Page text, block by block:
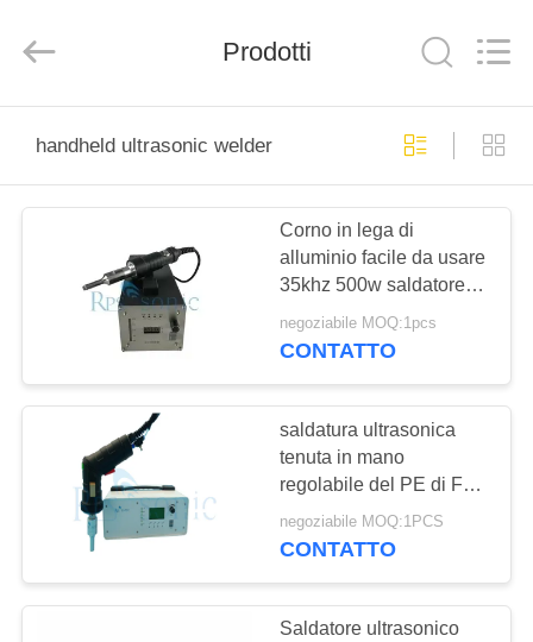
PRODOTTI
CIRCA
GIRO
FABBRICA
CONTROLLO
DI
QUALITÀ
Equipment
Prodotti
handheld ultrasonic welder
Corno in lega di
alluminio facile da usare
35khz 500w saldatore a
ultrasuoni portatile
negoziabile MOQ:1pcs
CONTATTO
saldatura ultrasonica
tenuta in mano
regolabile del PE di For
pp del saldatore di 600w
35Khz
negoziabile MOQ:1PCS
CONTATTO
Saldatore ultrasonico